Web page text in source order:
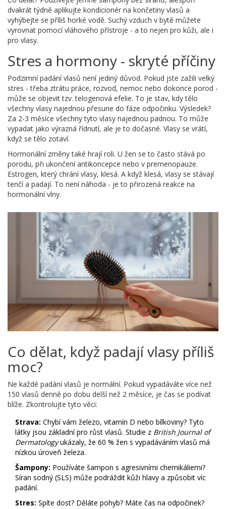
dvakrát týdně aplikujte kondicionér na končetiny vlasů a
vyhýbejte se příliš horké vodě. Suchý vzduch v bytě můžete
vyrovnat pomocí vláhového přístroje - a to nejen pro kůži, ale i
pro vlasy.
Stres a hormony - skryté příčiny
Podzimní padání vlasů není jediný důvod. Pokud jste zažili velký
stres - třeba ztrátu práce, rozvod, nemoc nebo dokonce porod -
může se objevit tzv. telogenová efelie. To je stav, kdy tělo
všechny vlasy najednou přesune do fáze odpočinku. Výsledek?
Za 2-3 měsíce všechny tyto vlasy najednou padnou. To může
vypadat jako výrazná řídnutí, ale je to dočasné. Vlasy se vrátí,
když se tělo zotaví.
Hormonální změny také hrají roli. U žen se to často stává po
porodu, při ukončení antikoncepce nebo v premenopauze.
Estrogen, který chrání vlasy, klesá. A když klesá, vlasy se stávají
tenčí a padají. To není náhoda - je to přirozená reakce na
hormonální vlny.
Co dělat, když padají vlasy příliš
moc?
Ne každé padání vlasů je normální. Pokud vypadáváte více než
150 vlasů denně po dobu delší než 2 měsíce, je čas se podívat
blíže. Zkontrolujte tyto věci:
Strava: Chybí vám železo, vitamín D nebo bílkoviny? Tyto
látky jsou základní pro růst vlasů. Studie z British Journal of
Dermatologyukázaly, že 60 % žen s vypadáváním vlasů má
nízkou úroveň železa.
Šampony: Používáte šampon s agresivními chemikáliemi?
Síran sodný (SLS) může podráždit kůži hlavy a způsobit víc
padání.
Stres: Spíte dost? Děláte pohyb? Máte čas na odpočinek?